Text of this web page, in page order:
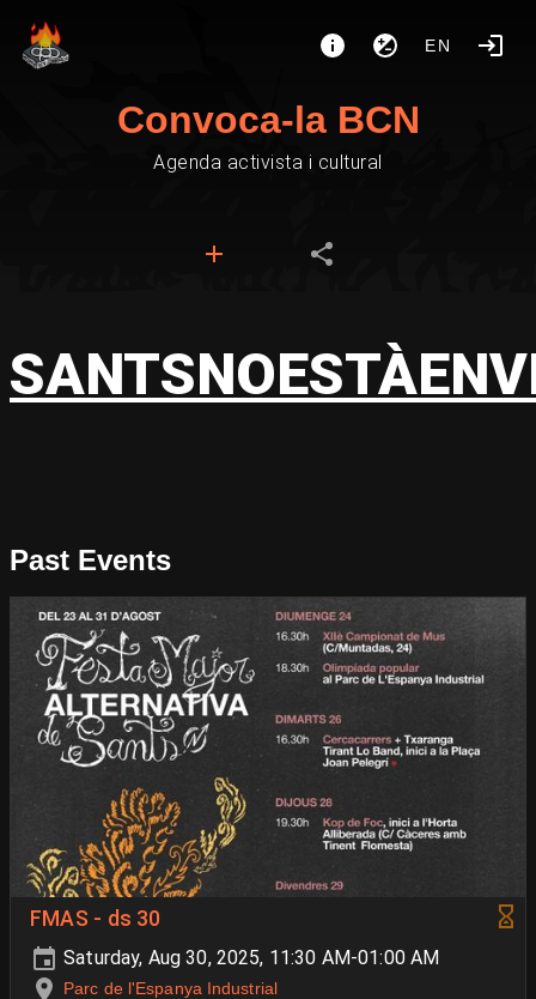
EN
Convoca-la BCN
Agenda activista i cultural
Past Events
FMAS - ds 30
Saturday, Aug 30, 2025, 11:30 AM-01:00 AM
Parc de l'Espanya Industrial